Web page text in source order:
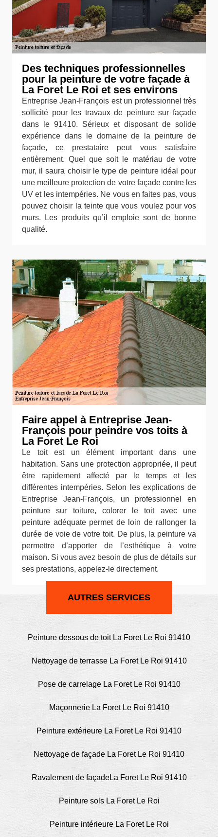
Des techniques professionnelles
pour la peinture de votre façade à
La Foret Le Roi et ses environs
Entreprise Jean-François est un professionnel très
sollicité pour les travaux de peinture sur façade
dans le 91410. Sérieux et disposant de solide
expérience dans le domaine de la peinture de
façade, ce prestataire peut vous satisfaire
entièrement. Quel que soit le matériau de votre
mur, il saura choisir le type de peinture idéal pour
une meilleure protection de votre façade contre les
UV et les intempéries. Ne vous en faites pas, vous
pouvez choisir la teinte que vous voulez pour vos
murs. Les produits qu’il emploie sont de bonne
qualité.
Faire appel à Entreprise Jean-
François pour peindre vos toits à
La Foret Le Roi
Le toit est un élément important dans une
habitation. Sans une protection appropriée, il peut
être rapidement affecté par le temps et les
différentes intempéries. Selon les explications de
Entreprise Jean-François, un professionnel en
peinture sur toiture, colorer le toit avec une
peinture adéquate permet de loin de rallonger la
durée de voie de votre toit. De plus, la peinture va
permettre d’apporter de l’esthétique à votre
maison. Si vous avez besoin de plus de détails sur
ses prestations, appelez-le directement.
AUTRES SERVICES
Peinture dessous de toit La Foret Le Roi 91410
Nettoyage de terrasse La Foret Le Roi 91410
Pose de carrelage La Foret Le Roi 91410
Maçonnerie La Foret Le Roi 91410
Peinture extérieure La Foret Le Roi 91410
Nettoyage de façade La Foret Le Roi 91410
Ravalement de façadeLa Foret Le Roi 91410
Peinture sols La Foret Le Roi
Peinture intérieure La Foret Le Roi